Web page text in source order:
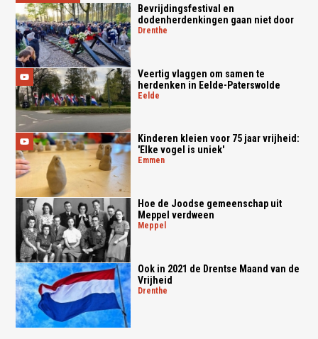
Bevrijdingsfestival en
dodenherdenkingen gaan niet door
drenthe
Veertig vlaggen om samen te
herdenken in Eelde-Paterswolde
eelde
Kinderen kleien voor 75 jaar vrijheid:
'Elke vogel is uniek'
emmen
Hoe de Joodse gemeenschap uit
Meppel verdween
meppel
Ook in 2021 de Drentse Maand van de
Vrijheid
drenthe